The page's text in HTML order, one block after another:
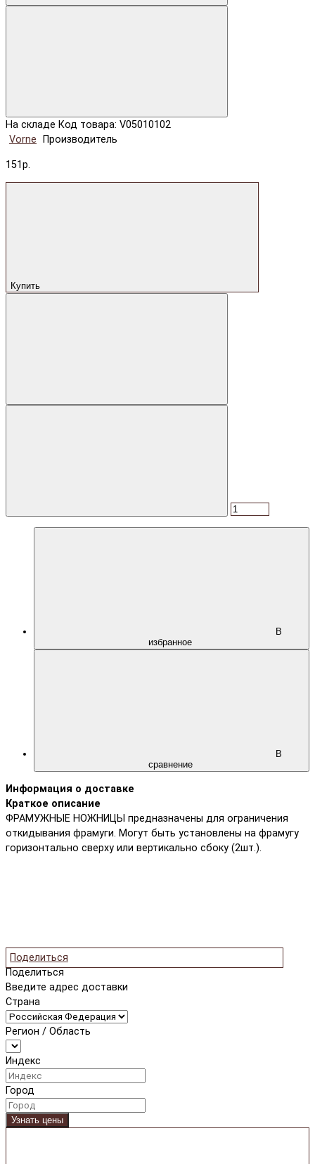
На складе Код товара: V05010102
Vorne
Производитель
151р.
Купить
В
избранное
В
сравнение
Информация о доставке
Краткое описание
ФРАМУЖНЫЕ НОЖНИЦЫ предназначены для ограничения
откидывания фрамуги. Могут быть установлены на фрамугу
горизонтально сверху или вертикально сбоку (2шт.).
Поделиться
Поделиться
Введите адрес доставки
Страна
Регион / Область
Индекс
Город
Узнать цены